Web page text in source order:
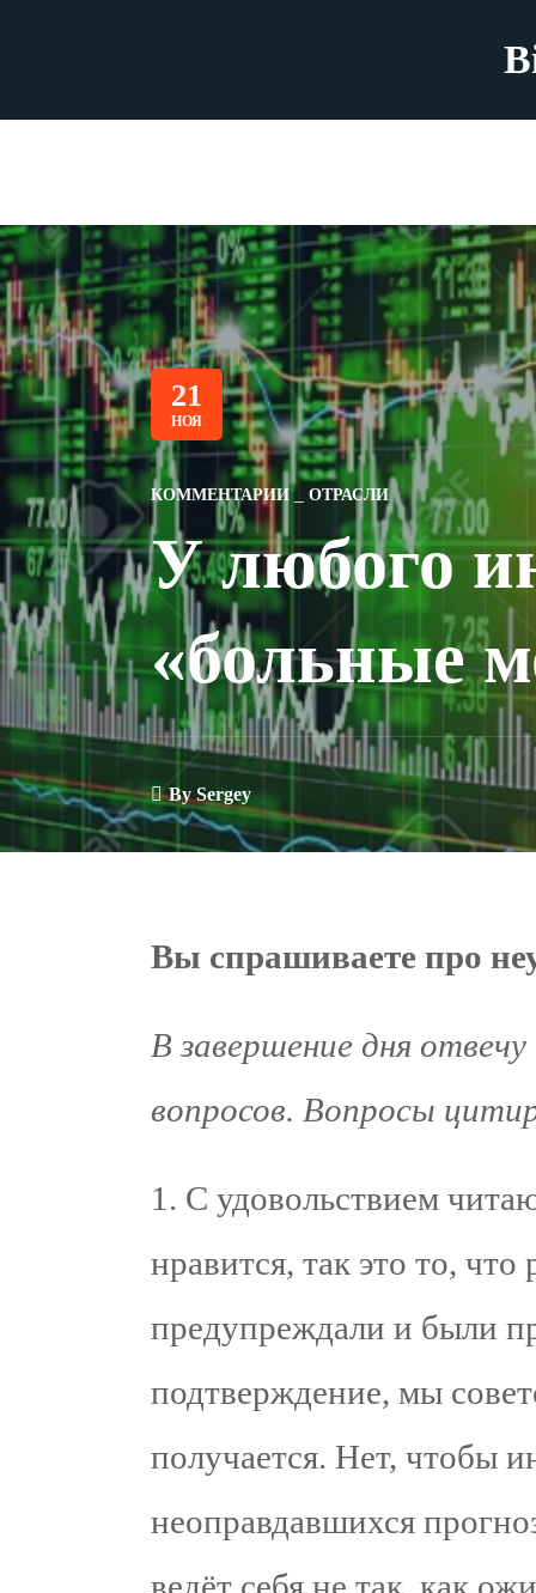
21
НОЯ
КОММЕНТАРИИ ОТРАСЛИ
У любого
«больные
BySergey
Вы спрашиваете про
В завершение дня
вопросов. Вопросы
1. С удовольствием
нравится, так это то,
предупреждали и были
подтверждение, мы
получается. Нет, чтобы
неоправдавшихся